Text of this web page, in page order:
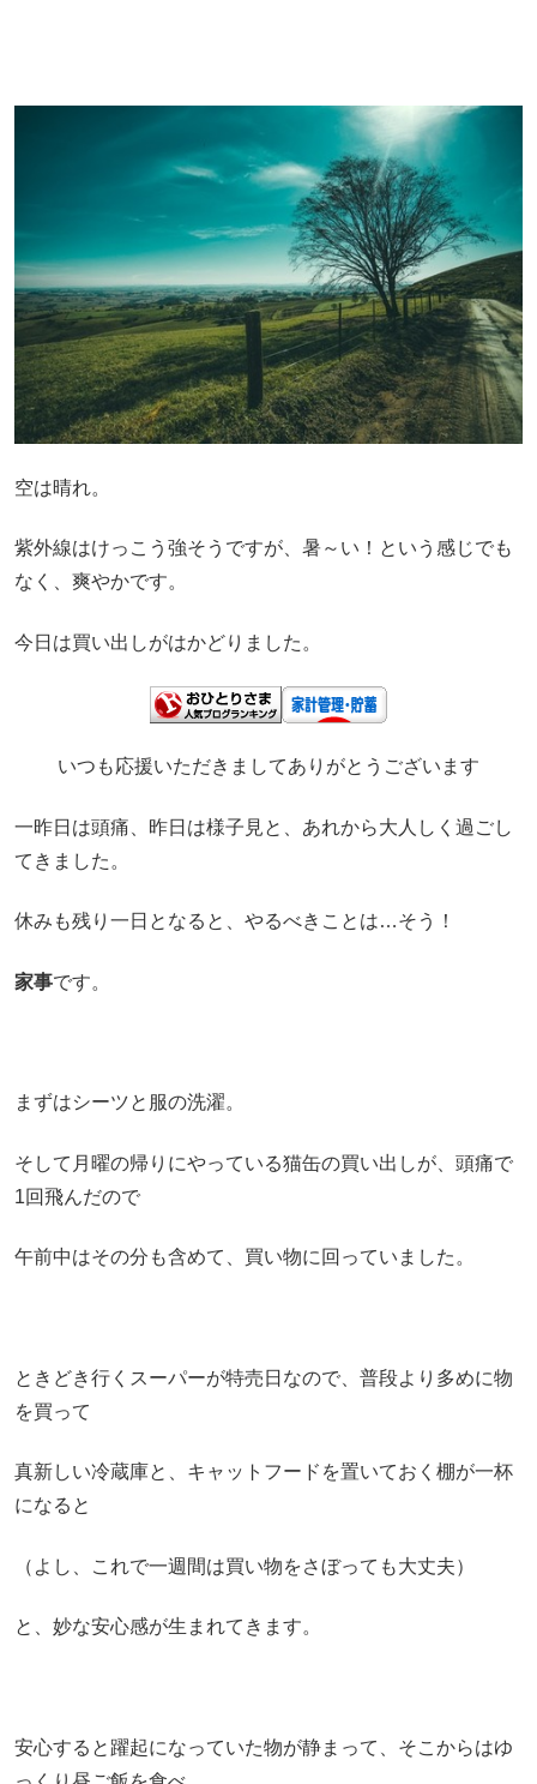
空は晴れ。
紫外線はけっこう強そうですが、暑～い！という感じでも
なく、爽やかです。
今日は買い出しがはかどりました。
いつも応援いただきましてありがとうございます
一昨日は頭痛、昨日は様子見と、あれから大人しく過ごし
てきました。
休みも残り一日となると、やるべきことは…そう！
家事です。
まずはシーツと服の洗濯。
そして月曜の帰りにやっている猫缶の買い出しが、頭痛で
1回飛んだので
午前中はその分も含めて、買い物に回っていました。
ときどき行くスーパーが特売日なので、普段より多めに物
を買って
真新しい冷蔵庫と、キャットフードを置いておく棚が一杯
になると
（よし、これで一週間は買い物をさぼっても大丈夫）
と、妙な安心感が生まれてきます。
安心すると躍起になっていた物が静まって、そこからはゆ